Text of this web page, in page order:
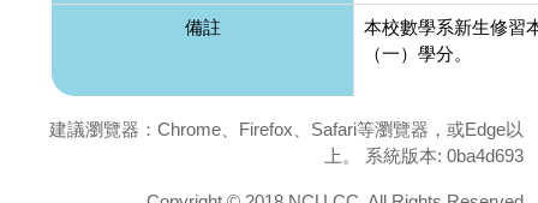
備註
本校數學系新生修習
（一）學分。
建議瀏覽器：Chrome、Firefox、Safari等瀏覽器，或Edge以
上。 系統版本: 0ba4d693